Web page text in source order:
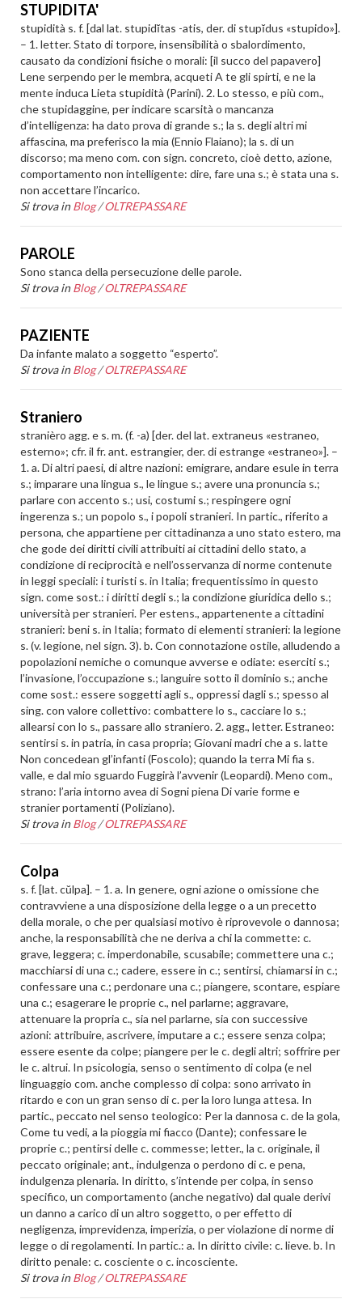
STUPIDITA'
stupidità s. f. [dal lat. stupidĭtas -atis, der. di stupĭdus «stupido»].
– 1. letter. Stato di torpore, insensibilità o sbalordimento,
causato da condizioni fisiche o morali: [il succo del papavero]
Lene serpendo per le membra, acqueti A te gli spirti, e ne la
mente induca Lieta stupidità (Parini). 2. Lo stesso, e più com.,
che stupidaggine, per indicare scarsità o mancanza
d’intelligenza: ha dato prova di grande s.; la s. degli altri mi
affascina, ma preferisco la mia (Ennio Flaiano); la s. di un
discorso; ma meno com. con sign. concreto, cioè detto, azione,
comportamento non intelligente: dire, fare una s.; è stata una s.
non accettare l’incarico.
Si trova in Blog /OLTREPASSARE
PAROLE
Sono stanca della persecuzione delle parole.
Si trova in Blog /OLTREPASSARE
PAZIENTE
Da infante malato a soggetto “esperto”.
Si trova in Blog /OLTREPASSARE
Straniero
stranièro agg. e s. m. (f. -a) [der. del lat. extraneus «estraneo,
esterno»; cfr. il fr. ant. estrangier, der. di estrange «estraneo»]. –
1. a. Di altri paesi, di altre nazioni: emigrare, andare esule in terra
s.; imparare una lingua s., le lingue s.; avere una pronuncia s.;
parlare con accento s.; usi, costumi s.; respingere ogni
ingerenza s.; un popolo s., i popoli stranieri. In partic., riferito a
persona, che appartiene per cittadinanza a uno stato estero, ma
che gode dei diritti civili attribuiti ai cittadini dello stato, a
condizione di reciprocità e nell’osservanza di norme contenute
in leggi speciali: i turisti s. in Italia; frequentissimo in questo
sign. come sost.: i diritti degli s.; la condizione giuridica dello s.;
università per stranieri. Per estens., appartenente a cittadini
stranieri: beni s. in Italia; formato di elementi stranieri: la legione
s. (v. legione, nel sign. 3). b. Con connotazione ostile, alludendo a
popolazioni nemiche o comunque avverse e odiate: eserciti s.;
l’invasione, l’occupazione s.; languire sotto il dominio s.; anche
come sost.: essere soggetti agli s., oppressi dagli s.; spesso al
sing. con valore collettivo: combattere lo s., cacciare lo s.;
allearsi con lo s., passare allo straniero. 2. agg., letter. Estraneo:
sentirsi s. in patria, in casa propria; Giovani madri che a s. latte
Non concedean gl’infanti (Foscolo); quando la terra Mi fia s.
valle, e dal mio sguardo Fuggirà l’avvenir (Leopardi). Meno com.,
strano: l’aria intorno avea di Sogni piena Di varie forme e
stranier portamenti (Poliziano).
Si trova in Blog /OLTREPASSARE
Colpa
s. f. [lat. cŭlpa]. – 1. a. In genere, ogni azione o omissione che
contravviene a una disposizione della legge o a un precetto
della morale, o che per qualsiasi motivo è riprovevole o dannosa;
anche, la responsabilità che ne deriva a chi la commette: c.
grave, leggera; c. imperdonabile, scusabile; commettere una c.;
macchiarsi di una c.; cadere, essere in c.; sentirsi, chiamarsi in c.;
confessare una c.; perdonare una c.; piangere, scontare, espiare
una c.; esagerare le proprie c., nel parlarne; aggravare,
attenuare la propria c., sia nel parlarne, sia con successive
azioni: attribuire, ascrivere, imputare a c.; essere senza colpa;
essere esente da colpe; piangere per le c. degli altri; soffrire per
le c. altrui. In psicologia, senso o sentimento di colpa (e nel
linguaggio com. anche complesso di colpa: sono arrivato in
ritardo e con un gran senso di c. per la loro lunga attesa. In
partic., peccato nel senso teologico: Per la dannosa c. de la gola,
Come tu vedi, a la pioggia mi fiacco (Dante); confessare le
proprie c.; pentirsi delle c. commesse; letter., la c. originale, il
peccato originale; ant., indulgenza o perdono di c. e pena,
indulgenza plenaria. In diritto, s’intende per colpa, in senso
specifico, un comportamento (anche negativo) dal quale derivi
un danno a carico di un altro soggetto, o per effetto di
negligenza, imprevidenza, imperizia, o per violazione di norme di
legge o di regolamenti. In partic.: a. In diritto civile: c. lieve. b. In
diritto penale: c. cosciente o c. incosciente.
Si trova in Blog /OLTREPASSARE